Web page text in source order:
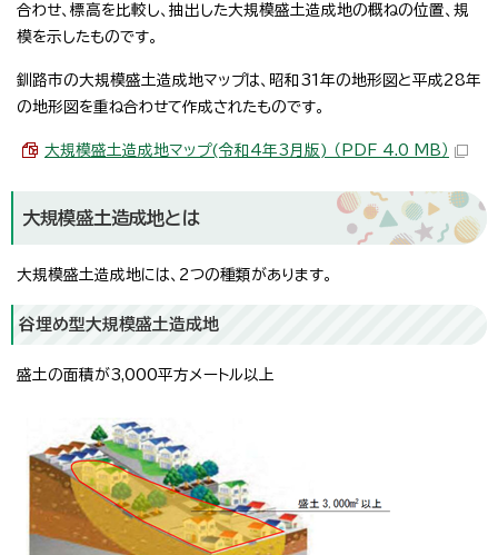
合わせ、標高を比較し、抽出した大規模盛土造成地の概ねの位置、規
模を示したものです。
釧路市の大規模盛土造成地マップは、昭和31年の地形図と平成28年
の地形図を重ね合わせて作成されたものです。
大規模盛土造成地マップ(令和4年3月版) （PDF 4.0 MB）
大規模盛土造成地とは
大規模盛土造成地には、2つの種類があります。
谷埋め型大規模盛土造成地
盛土の面積が3,000平方メートル以上